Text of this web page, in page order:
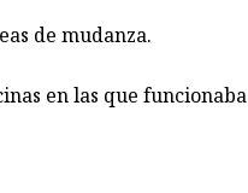
de mudanza.
en las que funcionaba